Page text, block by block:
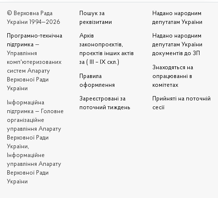
© Верховна Рада
України 1994—2026
Програмно-технічна
підтримка —
Управління
комп'ютеризованих
систем Апарату
Верховної Ради
України
Iнформаційна
підтримка — Головне
організаційне
управління Апарату
Верховної Ради
України,
Інформаційне
управління Апарату
Верховної Ради
України
Пошук за
реквізитами
Архів
законопроєктів,
проєктів інших актів
за ( III – IX скл.)
Правила
оформлення
Зареєстровані за
поточний тиждень
Надано народним
депутатам України
Надано народним
депутатам України
документів до ЗП
Знаходяться на
опрацюванні в
комітетах
Прийняті на поточній
сесії